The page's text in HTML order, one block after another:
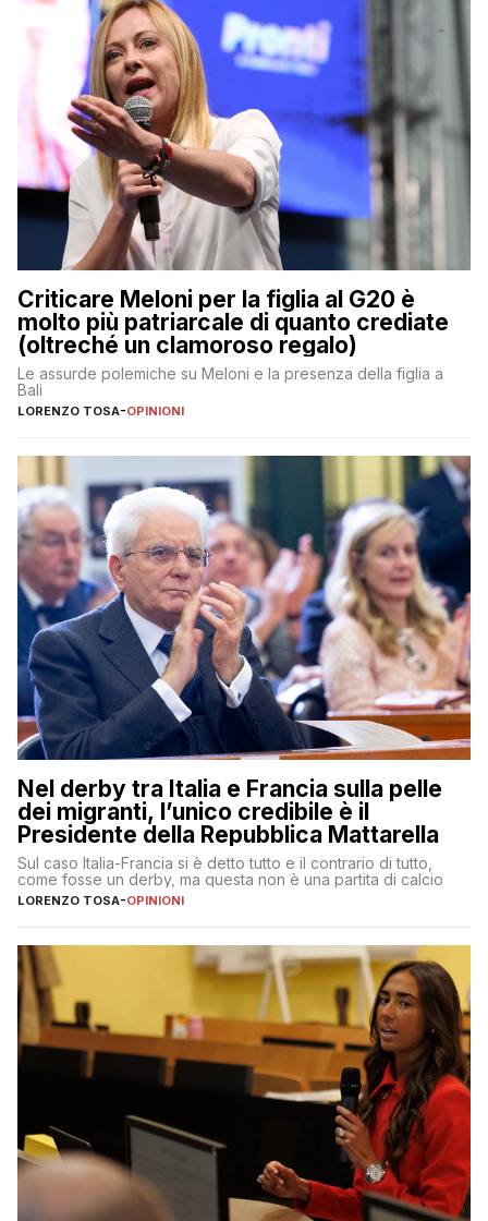
Criticare Meloni per la figlia al G20 è
molto più patriarcale di quanto crediate
(oltreché un clamoroso regalo)
Le assurde polemiche su Meloni e la presenza della figlia a
Bali
LORENZO TOSA-OPINIONI
Nel derby tra Italia e Francia sulla pelle
dei migranti, l’unico credibile è il
Presidente della Repubblica Mattarella
Sul caso Italia-Francia si è detto tutto e il contrario di tutto,
come fosse un derby, ma questa non è una partita di calcio
LORENZO TOSA-OPINIONI